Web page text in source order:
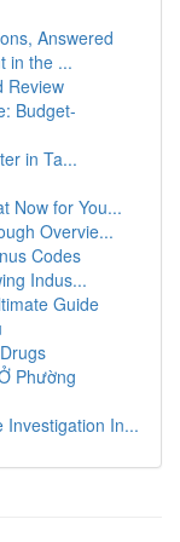
Answered
in the ...
Review
Budget-
in Ta...
Now for You...
Overvie...
Codes
Indus...
Guide
Phường
Investigation In...